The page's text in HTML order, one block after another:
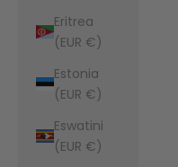
Eritrea
(EUR €)
Estonia
(EUR €)
Eswatini
(EUR €)